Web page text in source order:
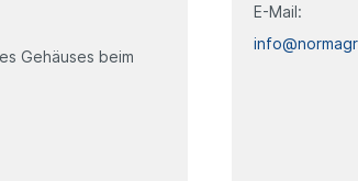
Gehäuses beim
E-Mail: